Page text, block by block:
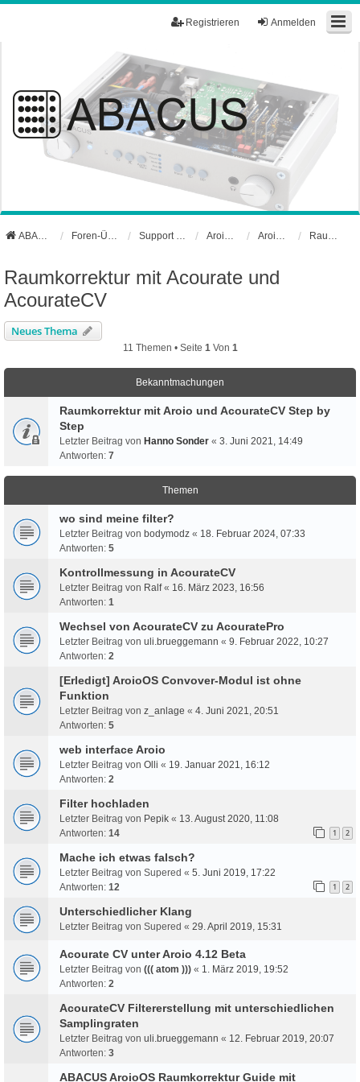
Anmelden
Registrieren
ABACUS Webseite
Raumkorrektur mit Acourate und
AcourateCV
Neues Thema
11 Themen • Seite 1 Von 1
Bekanntmachungen
Raumkorrektur mit Aroio und AcourateCV Step by
Step
Letzter Beitrag von Hanno Sonder « 3. Juni 2021, 14:49
Antworten: 7
Themen
wo sind meine filter?
Letzter Beitrag von bodymodz « 18. Februar 2024, 07:33
Antworten: 5
Kontrollmessung in AcourateCV
Letzter Beitrag von Ralf« 16. März 2023, 16:56
Antworten: 1
Wechsel von AcourateCV zu AcouratePro
Letzter Beitrag von uli.brueggemann « 9. Februar 2022, 10:27
Antworten: 2
[Erledigt] AroioOS Convover-Modul ist ohne
Funktion
Letzter Beitrag von z_anlage « 4. Juni 2021, 20:51
Antworten: 5
web interface Aroio
Letzter Beitrag von Olli « 19. Januar 2021, 16:12
Antworten: 2
Filter hochladen
Letzter Beitrag von Pepik « 13. August 2020, 11:08
Antworten: 14 1 2
Mache ich etwas falsch?
Letzter Beitrag von Supered « 5. Juni 2019, 17:22
Antworten: 12 1 2
Unterschiedlicher Klang
Letzter Beitrag von Supered « 29. April 2019, 15:31
Acourate CV unter Aroio 4.12 Beta
Letzter Beitrag von ((( atom ))) « 1. März 2019, 19:52
Antworten: 2
AcourateCV Filtererstellung mit unterschiedlichen
Samplingraten
Letzter Beitrag von uli.brueggemann « 12. Februar 2019, 20:07
Antworten: 3
ABACUS AroioOS Raumkorrektur Guide mit